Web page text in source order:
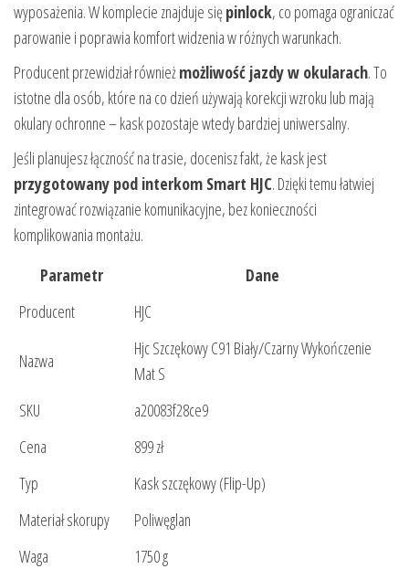
wyposażenia. W komplecie znajduje siępinlock, co pomaga ograniczać
parowanie i poprawia komfort widzenia w różnych warunkach.
Producent przewidział równieżmożliwość jazdy w okularach. To
istotne dla osób, które na co dzień używają korekcji wzroku lub mają
okulary ochronne – kask pozostaje wtedy bardziej uniwersalny.
Jeśli planujesz łączność na trasie, docenisz fakt, że kask jest
przygotowany pod interkom Smart HJC. Dzięki temu łatwiej
zintegrować rozwiązanie komunikacyjne, bez konieczności
komplikowania montażu.
Parametr
Dane
Producent
HJC
Nazwa
Hjc Szczękowy C91 Biały/Czarny Wykończenie
Mat S
SKU
a20083f28ce9
Cena
899 zł
Typ
Kask szczękowy (Flip-Up)
Materiał skorupy
Poliwęglan
Waga
1750 g